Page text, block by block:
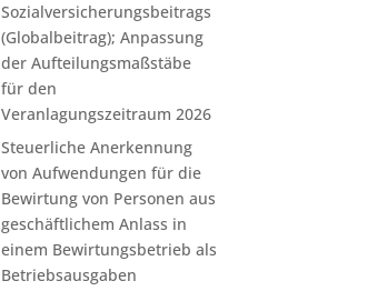
Sozialversicherungsbeitrags
(Globalbeitrag); Anpassung
der Aufteilungsmaßstäbe
für den
Veranlagungszeitraum 2026
Steuerliche Anerkennung
von Aufwendungen für die
Bewirtung von Personen aus
geschäftlichem Anlass in
einem Bewirtungsbetrieb als
Betriebsausgaben